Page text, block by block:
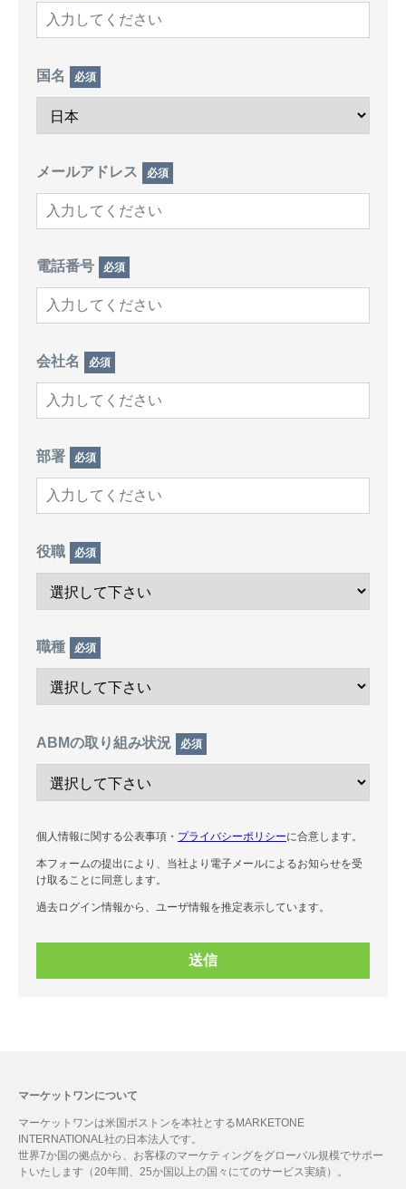
国名 必須
メールアドレス 必須
電話番号 必須
会社名 必須
部署 必須
役職 必須
職種 必須
ABMの取り組み状況 必須
個人情報に関する公表事項・ プライバシーポリシーに合意します。
本フォームの提出により、当社より電子メールによるお知らせを受
け取ることに同意します。
過去ログイン情報から、ユーザ情報を推定表示しています。
送信
マーケットワンについて
マーケットワンは米国ボストンを本社とするMARKETONE
INTERNATIONAL社の日本法人です。
世界7か国の拠点から、お客様のマーケティングをグローバル規模でサポー
トいたします（20年間、25か国以上の国々にてのサービス実績）。